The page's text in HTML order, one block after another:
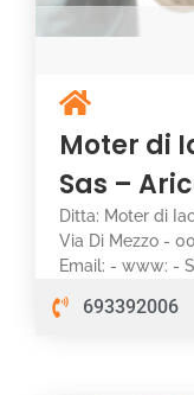
Moter di
Sas –
Ditta: Moter di
Via Di Mezzo -
Email: - www: -
693392006